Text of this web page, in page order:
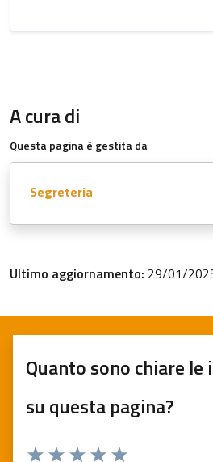
A cura di
Questa pagina è gestita da
Segreteria
Ultimo aggiornamento: 29/01/
Quanto sono chiare
su questa pagina?